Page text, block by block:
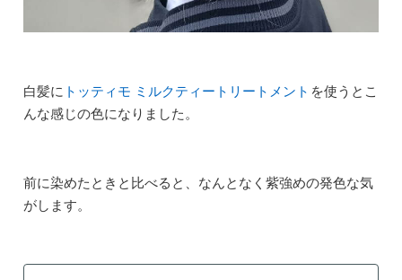
白髪に トッティモ ミルクティートリートメント を使うとこ
んな感じの色になりました。
前に染めたときと比べると、なんとなく紫強めの発色な気
がします。